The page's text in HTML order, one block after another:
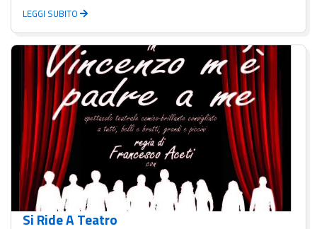
LEGGI SUBITO
Si Ride A Teatro